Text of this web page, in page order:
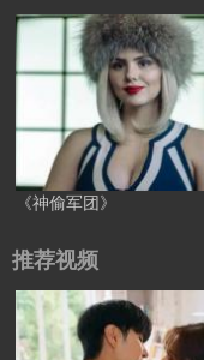
《神偷军团》
推荐视频